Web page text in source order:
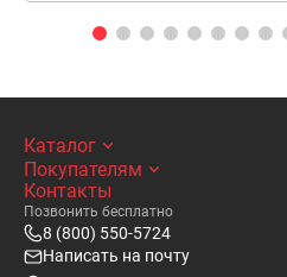
Каталог
Покупателям
Контакты
Позвонить бесплатно
8 (800) 550-5724
Написать на почту